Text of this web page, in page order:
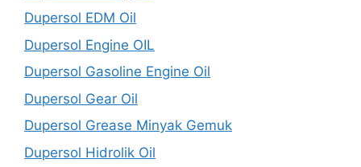
Dupersol EDM Oil
Dupersol Engine OIL
Dupersol Gasoline Engine Oil
Dupersol Gear Oil
Dupersol Grease Minyak Gemuk
Dupersol Hidrolik Oil